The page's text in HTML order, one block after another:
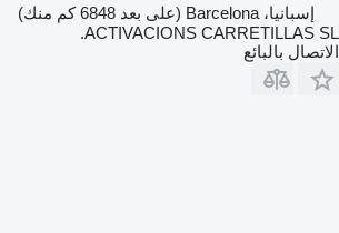
إسبانيا، Barcelona
(على بعد 6848 كم منك)
ACTIVACIONS CARRETILLAS SL.
الاتصال بالبائع